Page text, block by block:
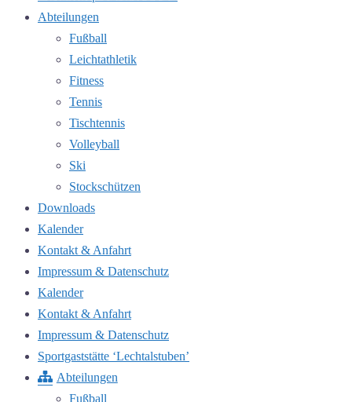
Abteilungen
Fußball
Leichtathletik
Fitness
Tennis
Tischtennis
Volleyball
Ski
Stockschützen
Downloads
Kalender
Kontakt & Anfahrt
Impressum & Datenschutz
Kalender
Kontakt & Anfahrt
Impressum & Datenschutz
Sportgaststätte ‘Lechtalstuben’
Abteilungen
Fußball